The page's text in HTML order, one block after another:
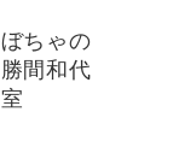
ちゃの
間和代